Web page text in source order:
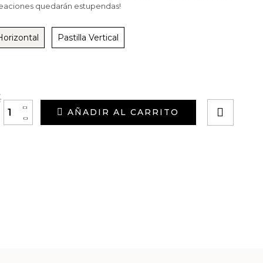
quedarán estupendas!
Pastilla Vertical
-
+
AÑADIR AL CARRITO